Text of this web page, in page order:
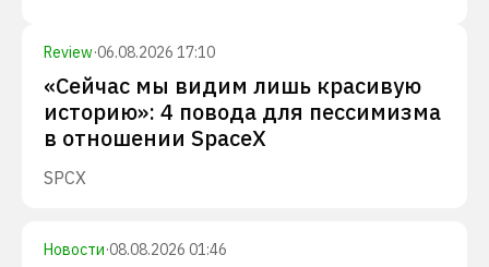
Review·06.08.2026 17:10
«Сейчас мы видим лишь красивую
историю»: 4 повода для пессимизма
в отношении SpaceX
SPCX
Новости·08.08.2026 01:46